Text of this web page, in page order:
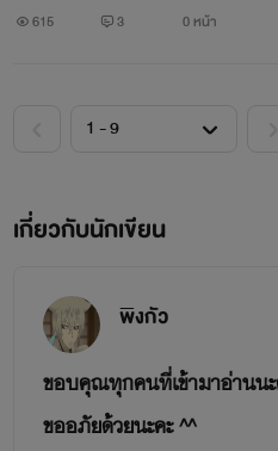
เจ้าของบริษัทส่งออกที่ใหญ่
โปร่งมีร่างงามคล้ายรูปปั้นเทพ
โยนแต่ในความอ่อนโยนนั้นกลับ
เวลาว่างที่พอหลงเหลืออยู่น้อยนิ
615 3 0 หน้า
เกี่ยวกับนักเขียน
พิงกัว
ขอบคุณทุกคนที่เข้ามาอ่านน
ขออภัยด้วยนะคะ ^^